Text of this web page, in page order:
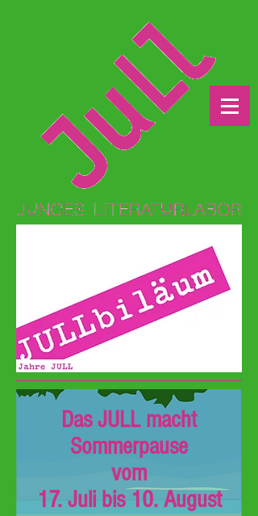
Das JULL macht
Sommerpause
vom
17. Juli bis 10. August